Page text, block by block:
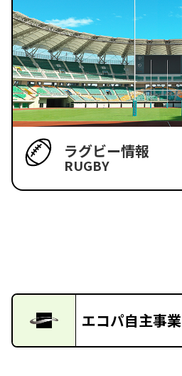
ラグビー情報
RUGBY
エコパ自主事業